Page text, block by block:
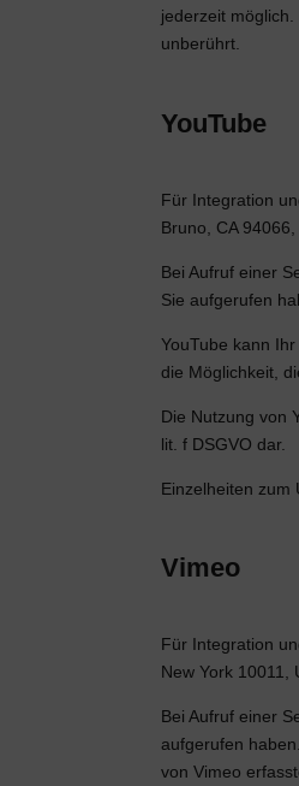
jederzeit
unberührt.
YouTube
Für Integration
Bruno, CA 94066,
Bei Aufruf einer
Sie aufgerufen
YouTube kann
die Möglichkeit,
Die Nutzung von
lit. f DSGVO dar.
Einzelheiten zum
Vimeo
Für Integration
New York 10011,
Bei Aufruf einer
aufgerufen
von Vimeo